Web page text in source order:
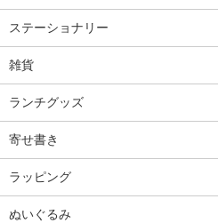
ステーショナリー
雑貨
ランチグッズ
寄せ書き
ラッピング
ぬいぐるみ